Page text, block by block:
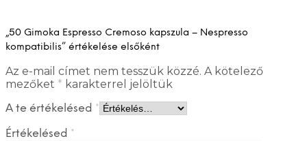
„50 Gimoka Espresso Cremoso kapszula – Nespresso
kompatibilis” értékelése elsőként
Az e-mail címet nem tesszük közzé. A kötelező
mezőket * karakterrel jelöltük
A te értékelésed *
Értékelésed *